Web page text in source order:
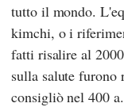
tutto il mondo.
kimchi, o i
fatti risalire al
sulla salute furono
consigliò nel 400